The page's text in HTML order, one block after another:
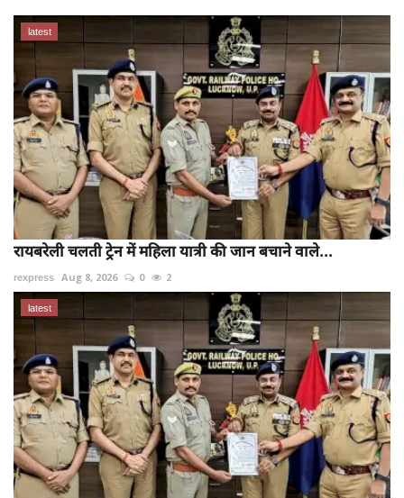
latest
रायबरेली चलती ट्रेन में महिला यात्री की जान बचाने वाले...
rexpress Aug 8, 2026 0 2
latest